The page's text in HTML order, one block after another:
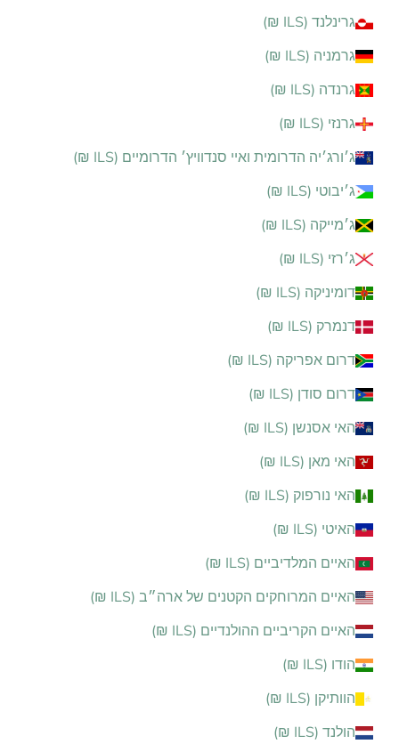
גרינלנד (ILS ₪)
גרמניה (ILS ₪)
גרנדה (ILS ₪)
גרנזי (ILS ₪)
ג׳ורג׳יה הדרומית ואיי סנדוויץ׳ הדרומיים (ILS ₪)
ג׳יבוטי (ILS ₪)
ג׳מייקה (ILS ₪)
ג׳רזי (ILS ₪)
דומיניקה (ILS ₪)
דנמרק (ILS ₪)
דרום אפריקה (ILS ₪)
דרום סודן (ILS ₪)
האי אסנשן (ILS ₪)
האי מאן (ILS ₪)
האי נורפוק (ILS ₪)
האיטי (ILS ₪)
האיים המלדיביים (ILS ₪)
האיים המרוחקים הקטנים של ארה״ב (ILS ₪)
האיים הקריביים ההולנדיים (ILS ₪)
הודו (ILS ₪)
הוותיקן (ILS ₪)
הולנד (ILS ₪)